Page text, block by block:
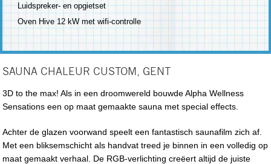
Luidspreker- en opgietset
Oven Hive 12 kW met wifi-controlle
SAUNA CHALEUR CUSTOM, GENT
3D to the max! Als in een droomwereld bouwde Alpha Wellness
Sensations een op maat gemaakte sauna met special effects.
Achter de glazen voorwand speelt een fantastisch saunafilm zich af.
Met een bliksemschicht als handvat treed je binnen in een volledig op
maat gemaakt verhaal. De RGB-verlichting creëert altijd de juiste